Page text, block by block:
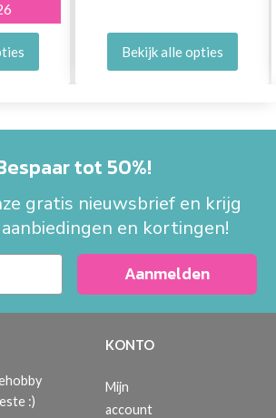
Bekijk alle opties
tot 50%!
gratis nieuwsbrief en krijg
en kortingen!
Aanmelden
:)
KONTO
Mijn
account